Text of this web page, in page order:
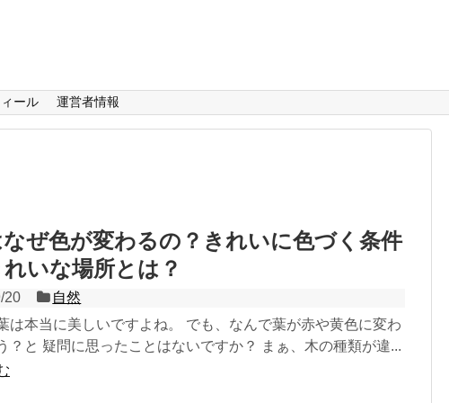
ール 運営者情報
ぜ色が変わるの？きれいに色づく条件
いな場所とは？
20
自然
は本当に美しいですよね。 でも、なんで葉が赤や黄色に変わ
？と 疑問に思ったことはないですか？ まぁ、木の種類が違...